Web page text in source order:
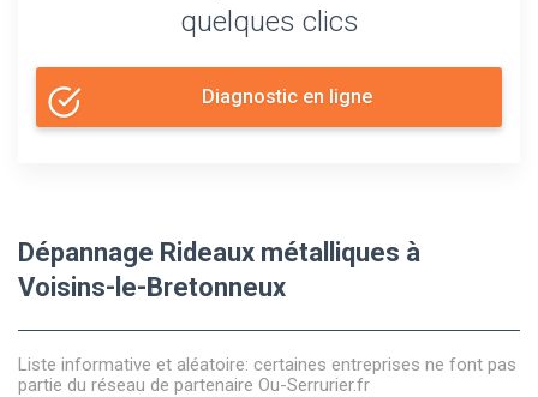
quelques clics
Diagnostic en ligne
Dépannage Rideaux métalliques à
Voisins-le-Bretonneux
Liste informative et aléatoire: certaines entreprises ne font pas
partie du réseau de partenaire Ou-Serrurier.fr